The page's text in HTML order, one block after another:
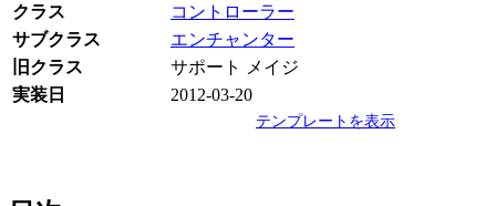
クラス
コントローラー
サブクラス
エンチャンター
旧クラス
サポート メイジ
実装日
2012-03-20
テンプレートを表示